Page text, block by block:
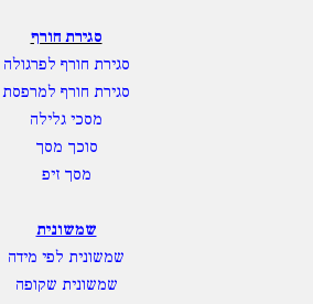
סגירת חורף
סגירת חורף לפרגולה
סגירת חורף למרפסת
מסכי גלילה
סוכך מסך
מסך זיפ
שמשונית
שמשונית לפי מידה
שמשונית שקופה